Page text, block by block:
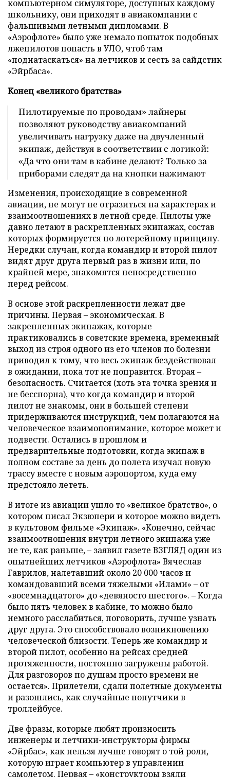
компьютерном симуляторе, доступных каждому
школьнику, они приходят в авиакомпании с
фальшивыми летными дипломами. В
«Аэрофлоте» было уже немало попыток подобных
лжепилотов попасть в УЛО, чтоб там
«поднатаскаться» на летчиков и сесть за сайдстик
«Эйрбаса».
Конец «великого братства»
Пилотируемые по проводам» лайнеры
позволяют руководству авиакомпаний
увеличивать нагрузку даже на двучленный
экипаж, действуя в соответствии с логикой:
«Да что они там в кабине делают? Только за
приборами следят да на кнопки нажимают
Изменения, происходящие в современной
авиации, не могут не отразиться на характерах и
взаимоотношениях в летной среде. Пилоты уже
давно летают в раскрепленных экипажах, состав
которых формируется по лотерейному принципу.
Нередки случаи, когда командир и второй пилот
видят друг друга первый раз в жизни или, по
крайней мере, знакомятся непосредственно
перед рейсом.
В основе этой раскрепленности лежат две
причины. Первая – экономическая. В
закрепленных экипажах, которые
практиковались в советские времена, временный
выход из строя одного из его членов по болезни
приводил к тому, что весь экипаж бездействовал
в ожидании, пока тот не поправится. Вторая –
безопасность. Считается (хоть эта точка зрения и
не бесспорна), что когда командир и второй
пилот не знакомы, они в большей степени
придерживаются инструкций, чем полагаются на
человеческое взаимопонимание, которое может и
подвести. Остались в прошлом и
предварительные подготовки, когда экипаж в
полном составе за день до полета изучал новую
трассу вместе с новым аэропортом, куда ему
предстояло лететь.
В итоге из авиации ушло то «великое братство», о
котором писал Экзюпери и которое можно видеть
в культовом фильме «Экипаж». «Конечно, сейчас
взаимоотношения внутри летного экипажа уже
не те, как раньше, – заявил газете ВЗГЛЯД один из
опытнейших летчиков «Аэрофлота» Вячеслав
Гаврилов, налетавший около 20 000 часов и
командовавший всеми тяжелыми «Илами» – от
«восемнадцатого» до «девяносто шестого». – Когда
было пять человек в кабине, то можно было
немного расслабиться, поговорить, лучше узнать
друг друга. Это способствовало возникновению
человеческой близости. Теперь же командир и
второй пилот, особенно на рейсах средней
протяженности, постоянно загружены работой.
Для разговоров по душам просто времени не
остается». Прилетели, сдали полетные документы
и разошлись, как случайные попутчики в
троллейбусе.
Две фразы, которые любят произносить
инженеры и летчики-инструкторы фирмы
«Эйрбас», как нельзя лучше говорят о той роли,
которую играет компьютер в управлении
самолетом. Первая – «конструкторы взяли